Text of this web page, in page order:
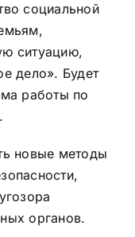
социальной
ситуацию,
дело». Будет
работы по
новые методы
органов.